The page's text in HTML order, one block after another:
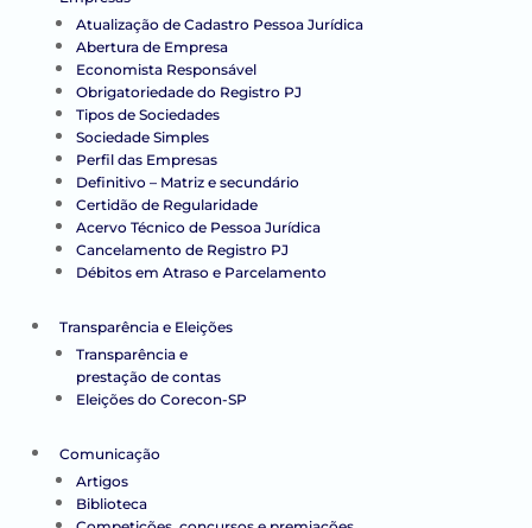
Atualização de Cadastro Pessoa Jurídica
Abertura de Empresa
Economista Responsável
Obrigatoriedade do Registro PJ
Tipos de Sociedades
Sociedade Simples
Perfil das Empresas
Definitivo – Matriz e secundário
Certidão de Regularidade
Acervo Técnico de Pessoa Jurídica
Cancelamento de Registro PJ
Débitos em Atraso e Parcelamento
Transparência e Eleições
Transparência e
prestação de contas
Eleições do Corecon-SP
Comunicação
Artigos
Biblioteca